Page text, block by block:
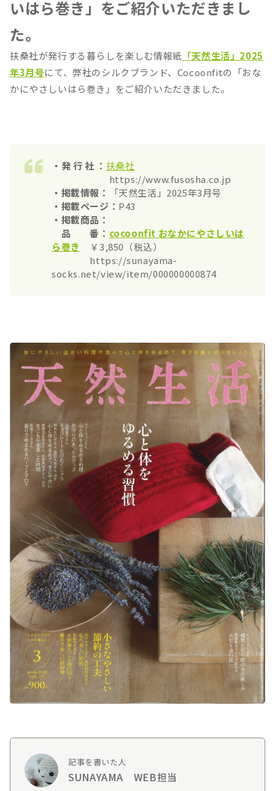
いはら巻き」をご紹介いただきまし
た。
扶桑社が発行する暮らしを楽しむ情報紙 「天然生活」2025
年3月号にて、弊社のシルクブランド、Cocoonfitの「おな
かにやさしいはら巻き」をご紹介いただきました。
・発 行 社 ： 扶桑社
https://www.fusosha.co.jp
・掲載情報：
「天然生活」2025年3月号
・掲載ページ： P43
・掲載商品：
品 番： cocoonfit おなかにやさしいは
ら巻き
￥3,850（税込）
https://sunayama-
socks.net/view/item/000000000874
記事を書いた人
SUNAYAMA WEB担当